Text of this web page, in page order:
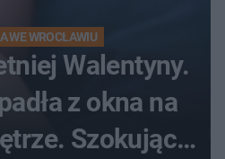
WE WROCŁAWIU
Walentyny.
z okna na
Szokujące